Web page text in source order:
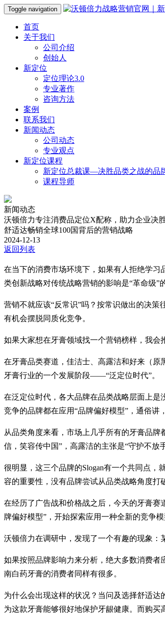
Toggle navigation
首页
关于我们
公司介绍
创始人
新定位
定位理论3.0
专业著作
咨询方法
案例
联系我们
新闻动态
公司动态
专业观点
新定位课程
新定位总裁课—决胜品类之战的品
课程导师
新闻动态
沃顿倍力专注消费品定位X配称，助力企业决
舒适达畅销全球100国背后的营销战略
2024-12-13
返回列表
在当下的消费市场环境下，如果有人拒绝学
类创新战略对传统战略营销的影响是“革命级”
营销不就应该“反常识”吗？按常识做出的决
有机会摆脱同质化竞争。
如果大家想在牙膏领域找一个营销榜样，我会
在牙膏品类赛道，佳洁士、高露洁和好来（
牙膏行业的一个发展阶段——“泛定位时代”。
在泛定位时代，各大品牌在品类战略层面上
竞争的品牌都在应用“品牌偏好模型”，通俗
从品类角度来看，市场上几乎所有的牙膏品
信，笑容传中国”，高露洁的主张是“守护不放
很明显，这三个品牌的Slogan有一个共同点
容的重要性，没有品牌尝试从品类战略角度打
在经历了广告战和价格战之后，今天的牙膏
牌偏好模型”，开始探索应用一种全新的竞争
沃顿倍力在调研中，发现了一个有趣的现象：
如果按照品牌影响力来分析，绝大多数消费
南白药牙膏的消费者同样有很多。
为什么会出现这样的状况？当问及选择舒适
为这款牙膏能够很好地保护牙龈健康。而购买